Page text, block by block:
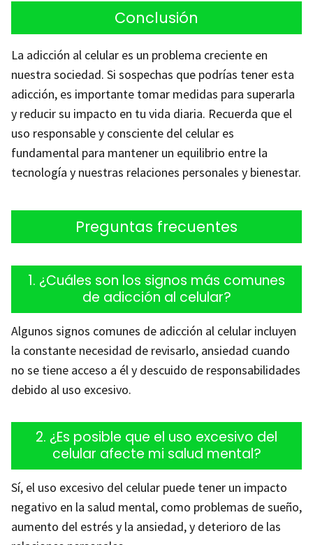
Conclusión
La adicción al celular es un problema creciente en
nuestra sociedad. Si sospechas que podrías tener esta
adicción, es importante tomar medidas para superarla
y reducir su impacto en tu vida diaria. Recuerda que el
uso responsable y consciente del celular es
fundamental para mantener un equilibrio entre la
tecnología y nuestras relaciones personales y bienestar.
Preguntas frecuentes
1. ¿Cuáles son los signos más comunes
de adicción al celular?
Algunos signos comunes de adicción al celular incluyen
la constante necesidad de revisarlo, ansiedad cuando
no se tiene acceso a él y descuido de responsabilidades
debido al uso excesivo.
2. ¿Es posible que el uso excesivo del
celular afecte mi salud mental?
Sí, el uso excesivo del celular puede tener un impacto
negativo en la salud mental, como problemas de sueño,
aumento del estrés y la ansiedad, y deterioro de las